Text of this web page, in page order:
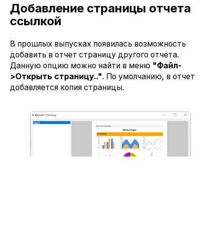
Добавление страницы отчета
ссылкой
В прошлых выпусках появилась возможность
добавить в отчет страницу другого отчета.
Данную опцию можно найти в меню "Файл-
>Открыть страницу..". По умолчанию, в отчет
добавляется копия страницы.